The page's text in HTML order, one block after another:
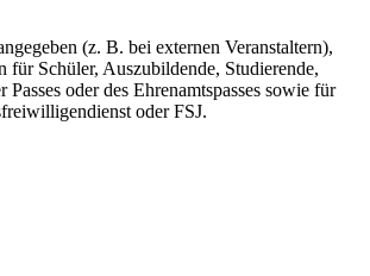
(z. B. bei externen Veranstaltern),
für Schüler, Auszubildende, Studierende,
Passes oder des Ehrenamtspasses sowie für
oder FSJ.